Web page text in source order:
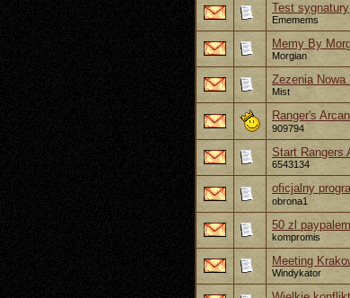
Test sygnatury
Ememems
Memy By
Morgian
Zezenia Nowa
Mist
Ranger's
909794
Start Rangers
6543134
oficjalny
obrona1
50 zl
kompromis
Meeting
Windykator